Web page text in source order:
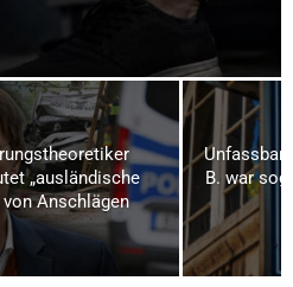
„ausländische
Anschlägen
B. war